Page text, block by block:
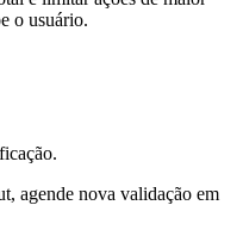
o usuário.
agende nova validação em